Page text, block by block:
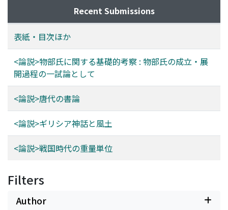
Recent Submissions
表紙・目次ほか
<論説>物部氏に関する基礎的考察 : 物部氏の成立・展
開過程の一試論として
<論説>唐代の書論
<論説>ギリシア神話と風土
<論説>戦国時代の重量単位
Filters
Author